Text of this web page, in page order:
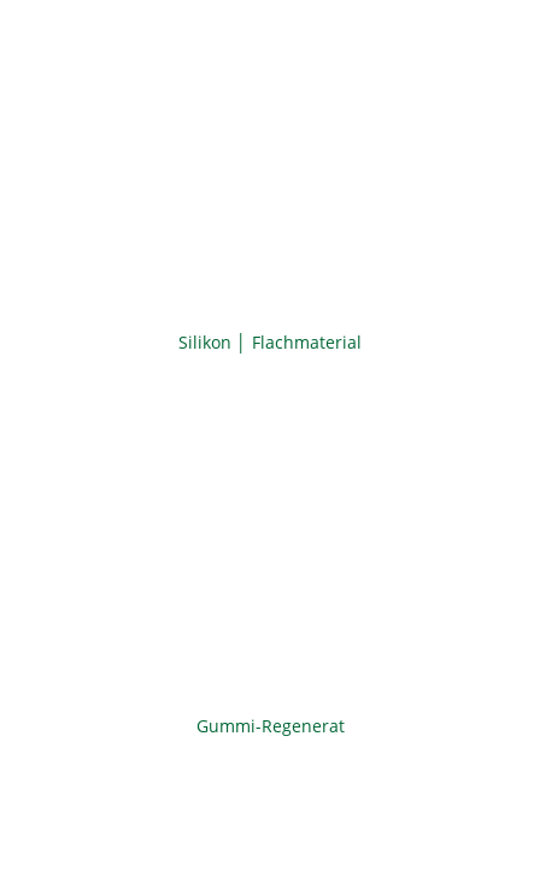
Silikon │ Flachmaterial
Gummi-Regenerat